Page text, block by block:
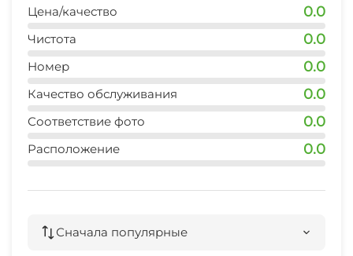
Цена/качество 0.0
Чистота 0.0
Номер 0.0
Качество обслуживания 0.0
Соответствие фото 0.0
Расположение 0.0
Сначала популярные